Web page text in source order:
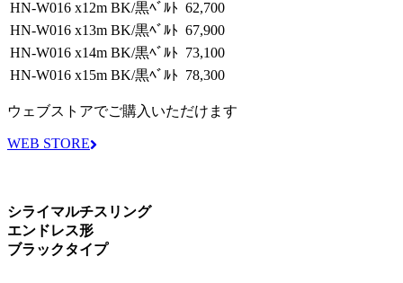
HN-W016 x12m BK/黒ﾍﾞﾙﾄ 62,700
HN-W016 x13m BK/黒ﾍﾞﾙﾄ 67,900
HN-W016 x14m BK/黒ﾍﾞﾙﾄ 73,100
HN-W016 x15m BK/黒ﾍﾞﾙﾄ 78,300
ウェブストアでご購入いただけます
WEB STORE
シライマルチスリング
エンドレス形
ブラックタイプ